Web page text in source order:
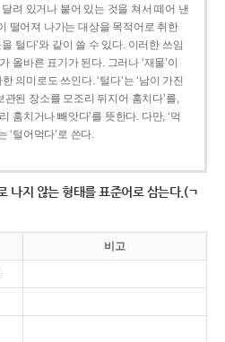
달려 있거나 붙어 있는 것을 쳐서 떼어 낸
떨어져 나가는 대상을 목적어로 취한
털다’와 같이 쓸 수 있다. 이러한 쓰임
올바른 표기가 된다. 그러나 ‘재물’이
의미로도 쓰인다. ‘털다’는 ‘남이 가진
된 장소를 모조리 뒤지어 훔치다’를,
훔치거나 빼앗다’를 뜻한다. 다만, ‘먹
‘털어먹다’로 쓴다.
나지 않는 형태를 표준어로 삼는다.(ㄱ
비고